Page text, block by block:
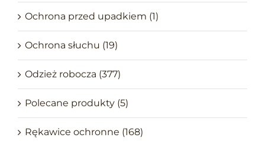
Ochrona przed upadkiem (1)
Ochrona słuchu (19)
Odzież robocza (377)
Polecane produkty (5)
Rękawice ochronne (168)